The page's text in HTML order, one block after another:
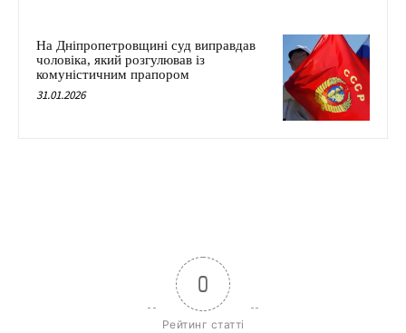
На Дніпропетровщині суд виправдав
чоловіка, який розгулював із
комуністичним прапором
31.01.2026
0
Рейтинг статті